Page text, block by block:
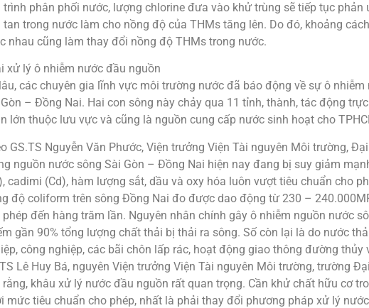
trình phân phối nước, lượng chlorine đưa vào khử trùng sẽ tiếp tục
tan trong nước làm cho nồng độ của THMs tăng lên. Do đó, khoảng
nhau cũng làm thay đổi nồng độ THMs trong nước.
xử lý ô nhiễm nước đầu nguồn
các chuyên gia lĩnh vực môi trường nước đã báo động về sự ô
– Đồng Nai. Hai con sông này chảy qua 11 tỉnh, thành, tác động
lớn thuộc lưu vực và cũng là nguồn cung cấp nước sinh hoạt cho
GS.TS Nguyễn Văn Phước, Viện trưởng Viện Tài nguyên Môi trường,
nguồn nước sông Sài Gòn – Đồng Nai hiện nay đang bị suy giảm
cadimi (Cd), hàm lượng sắt, dầu và oxy hóa luôn vượt tiêu chuẩn cho
độ coliform trên sông Đồng Nai đo được dao động từ 230 –
phép đến hàng trăm lần. Nguyên nhân chính gây ô nhiễm nguồn nước
gần 90% tổng lượng chất thải bị thải ra sông. Số còn lại là do nước
công nghiệp, các bãi chôn lấp rác, hoạt động giao thông đường thủy
Lê Huy Bá, nguyên Viện trưởng Viện Tài nguyên Môi trường, trường
rằng, khâu xử lý nước đầu nguồn rất quan trọng. Cần khử chất hữu cơ
mức tiêu chuẩn cho phép, nhất là phải thay đổi phương pháp xử lý